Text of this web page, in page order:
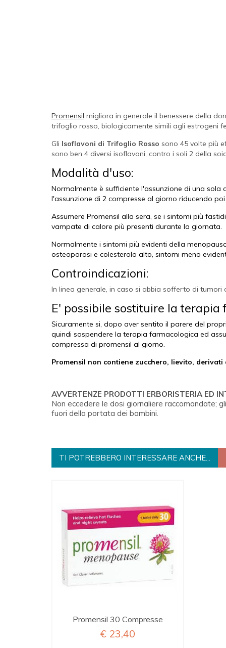
Promensil migliora in generale il benessere della
trifoglio rosso, biologicamente simili agli estrogeni
Gli Isoflavoni di Trifoglio Rosso sono 45 volte più
sono ben 4 diversi isoflavoni, contro i soli 2 della
Modalità d'uso:
Normalmente è sufficiente l'assunzione di una
l'assunzione di 2 compresse al giorno riducendo
Assumere Promensil alla sera, se i sintomi più
vampate di calore più presenti durante la giornata.
Normalmente i sintomi più evidenti della
osteoporosi e colesterolo alto, sintomi meno
Controindicazioni:
In linea generale, in caso si abbia sofferto di
E' possibile sostituire la terapia
Sicuramente si, dopo aver sentito il parere del
quindi sospendere la terapia farmacologica ed
compressa di promensil al giorno.
Promensil non contiene zucchero, lievito,
AVVERTENZE PRODOTTI ERBORISTERIA ED
Non eccedere le dosi giornaliere
fuori della portata dei bambini.
TI POTREBBERO INTERESSARE ANCHE...
Promensil 30 Compresse
€ 23,40